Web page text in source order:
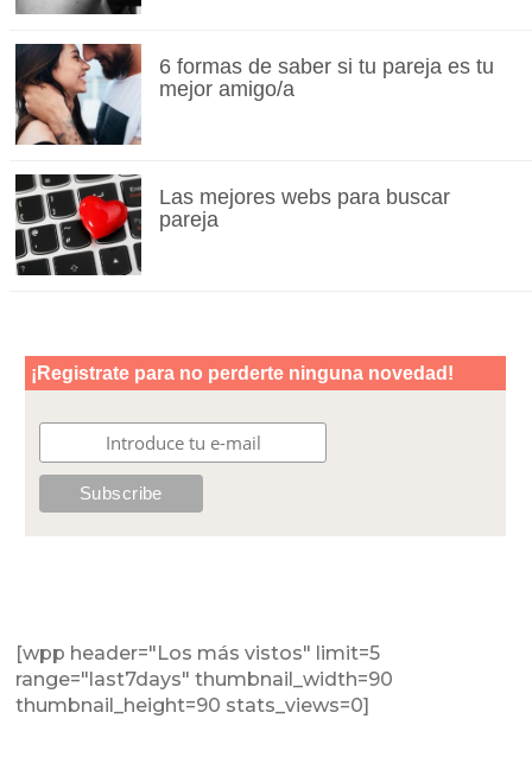
6 formas de saber si tu pareja es tu
mejor amigo/a
Las mejores webs para buscar
pareja
[wpp header="Los más vistos" limit=5
range="last7days" thumbnail_width=90
thumbnail_height=90 stats_views=0]